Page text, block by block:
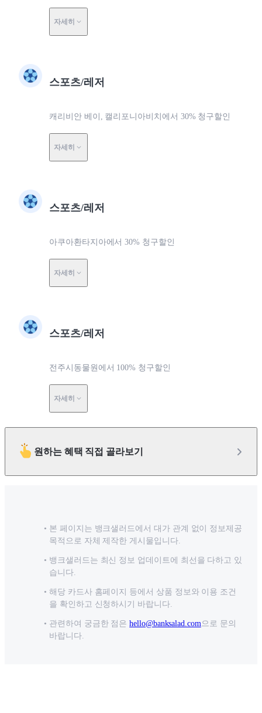
자세히
스포츠/레저
캐리비안 베이, 캘리포니아비치에서 30% 청구할인
자세히
스포츠/레저
아쿠아환타지아에서 30% 청구할인
자세히
스포츠/레저
전주시동물원에서 100% 청구할인
자세히
원하는 혜택 직접 골라보기
본 페이지는 뱅크샐러드에서 대가 관계 없이 정보제공
목적으로 자체 제작한 게시물입니다.
뱅크샐러드는 최신 정보 업데이트에 최선을 다하고 있
습니다.
해당 카드사 홈페이지 등에서 상품 정보와 이용 조건
을 확인하고 신청하시기 바랍니다.
관련하여 궁금한 점은 hello@banksalad.com으로 문의
바랍니다.